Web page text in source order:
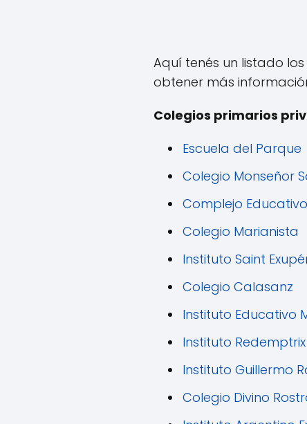
Aquí tenés un listado
obtener más
Colegios primarios
Escuela del Parque
Colegio Monseñor
Complejo
Colegio Marianista
Instituto Saint
Colegio Calasanz
Instituto Educativo
Instituto
Instituto Guillermo
Colegio Divino